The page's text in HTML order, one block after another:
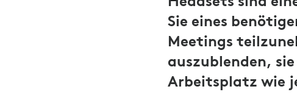
Sie eines
Meetings
auszublenden,
Arbeitsplatz wie